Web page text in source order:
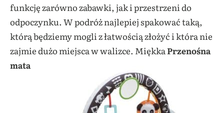
funkcję zarówno zabawki, jak i przestrzeni do
odpoczynku. W podróż najlepiej spakować taką,
którą będziemy mogli z łatwością złożyć i która nie
zajmie dużo miejsca w walizce. MiękkaPrzenośna
mata